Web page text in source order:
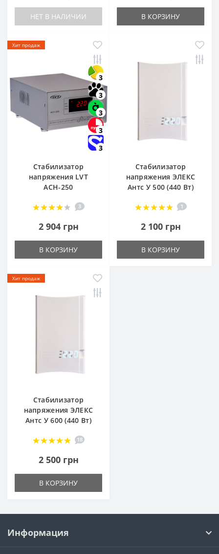
НЕТ В НАЛИЧИИ В КОРЗИНУ
Хит продаж
3
3
3
3
3
Стабилизатор
напряжения LVT
АСН-250
3
2 904 грн
В КОРЗИНУ
Стабилизатор
напряжения ЭЛЕКС
Антс У 500 (440 Вт)
1
2 100 грн
В КОРЗИНУ
Хит продаж
Стабилизатор
напряжения ЭЛЕКС
Антс У 600 (440 Вт)
18
2 500 грн
В КОРЗИНУ
Информация